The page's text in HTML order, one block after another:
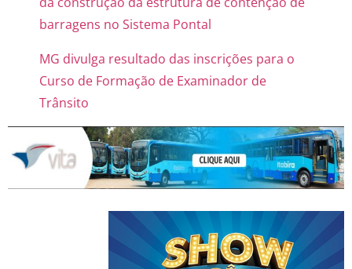
barragens no Sistema Pontal
MG divulga resultado das inscrições para o
Curso de Formação de Examinador de
Trânsito